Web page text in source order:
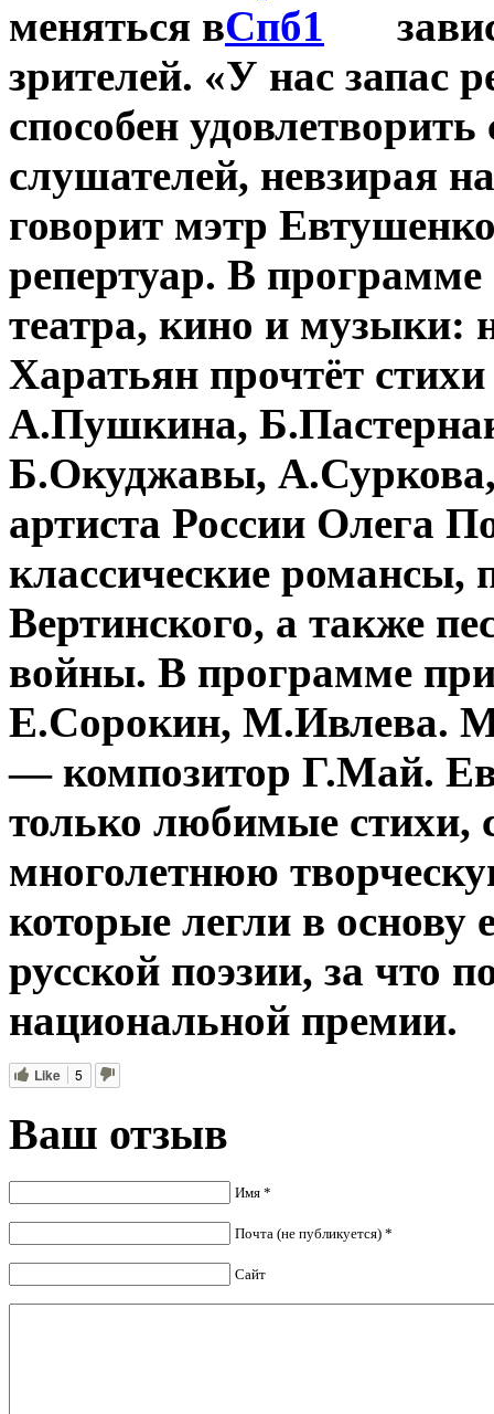
меняться в
зрителей. «У нас запас
способен
слушателей, невзирая
говорит мэтр
репертуар. В
театра, кино и музыки:
Харатьян прочтёт
А.Пушкина,
Б.Окуджавы, А.Суркова,
артиста России Олега
классические романсы,
Вертинского, а также
войны. В программе
Е.Сорокин, М.Ивлева.
— композитор Г.Май.
только любимые стихи,
многолетнюю
которые легли в основу
русской поэзии, за что
национальной премии.
Like 5
Ваш отзыв
Имя *
Почта (не публикуется) *
Сайт